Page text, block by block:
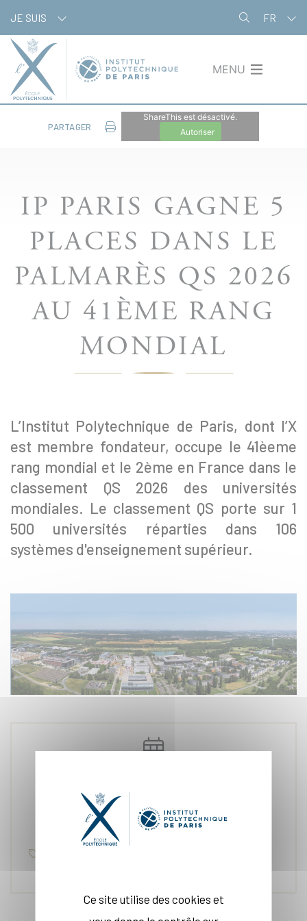
au
contenu
principal
JE SUIS FR
MENU
PARTAGER
ShareThis est désactivé.
Autoriser
IP PARIS GAGNE 5
PLACES DANS LE
PALMARÈS QS 2026
AU 41ÈME RANG
MONDIAL
L’Institut Polytechnique de Paris, dont l’X
est membre fondateur, occupe le 41èeme
rang mondial et le 2ème en France dans le
classement QS 2026 des universités
mondiales. Le classement QS porte sur 1
500 universités réparties dans 106
systèmes d'enseignement supérieur.
Ce site utilise des cookies et